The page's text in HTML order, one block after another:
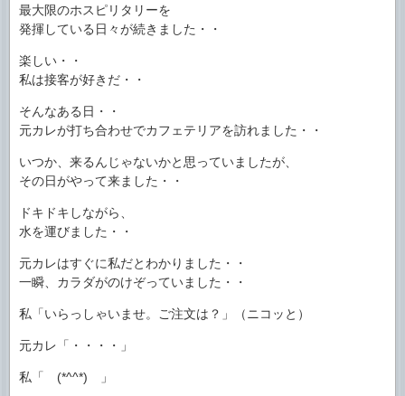
最大限のホスピリタリーを
発揮している日々が続きました・・
楽しい・・
私は接客が好きだ・・
そんなある日・・
元カレが打ち合わせでカフェテリアを訪れました・・
いつか、来るんじゃないかと思っていましたが、
その日がやって来ました・・
ドキドキしながら、
水を運びました・・
元カレはすぐに私だとわかりました・・
一瞬、カラダがのけぞっていました・・
私「いらっしゃいませ。ご注文は？」（ニコッと）
元カレ「・・・・」
私「 (*^^*) 」